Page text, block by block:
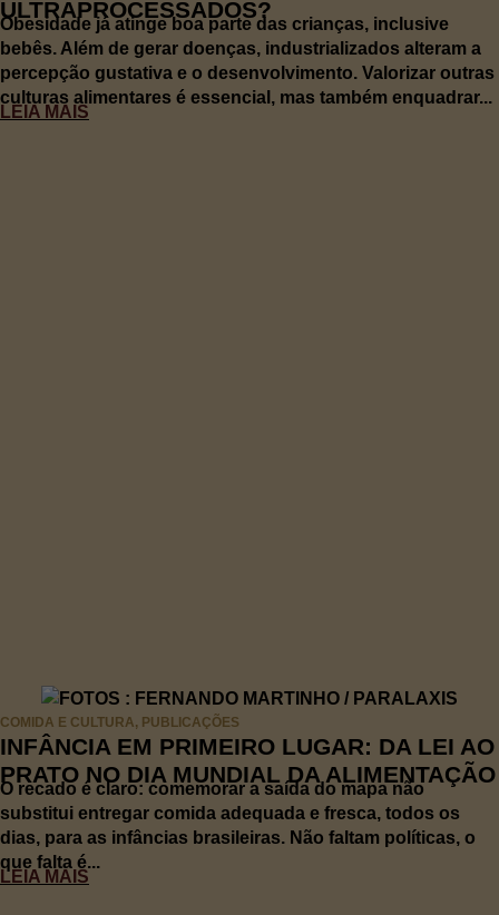
ULTRAPROCESSADOS?
Obesidade já atinge boa parte das crianças, inclusive
bebês. Além de gerar doenças, industrializados alteram a
percepção gustativa e o desenvolvimento. Valorizar outras
culturas alimentares é essencial, mas também enquadrar...
LEIA MAIS
COMIDA E CULTURA, PUBLICAÇÕES
INFÂNCIA EM PRIMEIRO LUGAR: DA LEI AO
PRATO NO DIA MUNDIAL DA ALIMENTAÇÃO
O recado é claro: comemorar a saída do mapa não
substitui entregar comida adequada e fresca, todos os
dias, para as infâncias brasileiras. Não faltam políticas, o
que falta é...
LEIA MAIS